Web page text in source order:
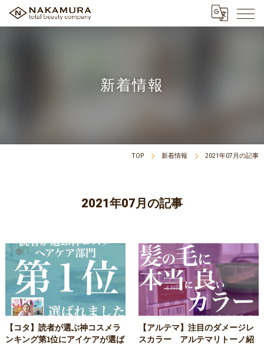
新着情報
TOP 新着情報 2021年07月の記事
2021年07月の記事
【コタ】読者が選ぶ神コスメラ
ンキング第1位にアイケアが選ば
【アルテマ】注目のダメージレ
スカラー アルテマリトーノ紹